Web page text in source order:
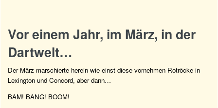
Vor einem Jahr, im März, in der
Dartwelt…
Der März marschierte herein wie einst diese vornehmen Rotröcke in
Lexington und Concord, aber dann…
BAM! BANG! BOOM!